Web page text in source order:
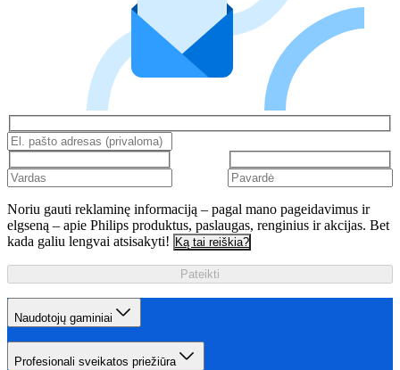
Noriu gauti reklaminę informaciją – pagal mano pageidavimus ir
elgseną – apie Philips produktus, paslaugas, renginius ir akcijas. Bet
kada galiu lengvai atsisakyti! Ką tai reiškia?
Pateikti
Naudotojų gaminiai
Profesionali sveikatos priežiūra